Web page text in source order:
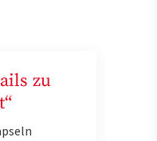
zu